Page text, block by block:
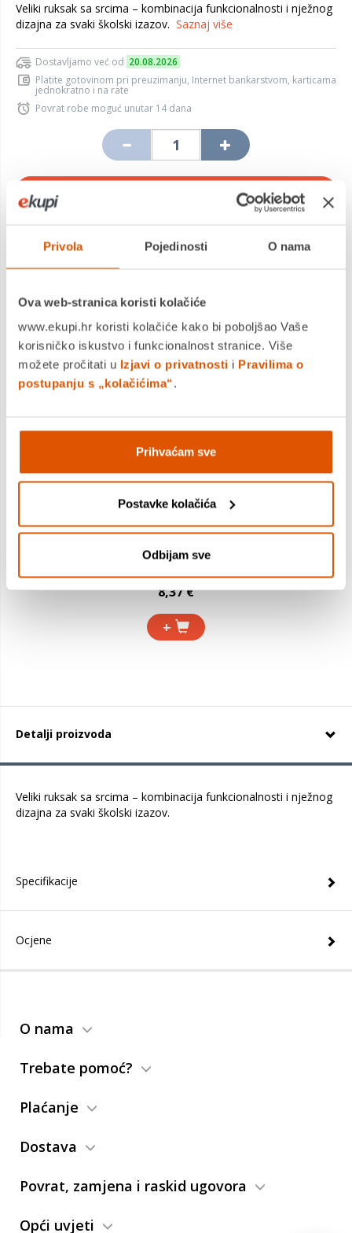
Privola Pojedinosti O nama
Ova web-stranica koristi kolačiće
www.ekupi.hr koristi kolačiće kako bi poboljšao Vaše
korisničko iskustvo i funkcionalnost stranice. Više
možete pročitati u Izjavi o privatnosti i Pravilima o
postupanju s „kolačićima“.
Prihvaćam sve
Postavke kolačića
Odbijam sve
Veliki ruksak sa srcima – kombinacija funkcionalnosti i nježnog
dizajna za svaki školski izazov. Saznaj više
Dostavljamo već od 20.08.2026
Platite gotovinom pri preuzimanju, Internet bankarstvom, karticama
jednokratno i na rate
Povrat robe moguć unutar 14 dana
DODAJTE U KOŠARICU
KUPITE ODMAH
MOGLO BI VAS ZANIMATI I OVO
Set mix 60 BK-4, Staedtler
8,37 €
+
Detalji proizvoda
Veliki ruksak sa srcima – kombinacija funkcionalnosti i nježnog
dizajna za svaki školski izazov.
Specifikacije
Ocjene
O nama
Trebate pomoć?
Plaćanje
Dostava
Povrat, zamjena i raskid ugovora
Opći uvjeti